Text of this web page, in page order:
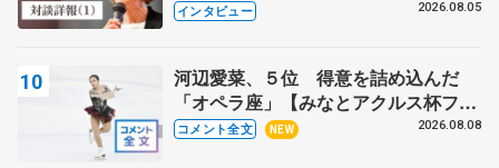
クでは不良のお兄さんも味方に 小林
インタビュー 2026.08.05
河辺愛菜、５位 得意を詰め込んだ
「オペラ座」【みなとアクルス杯フリ
ー】
コメント全文 NEW 2026.08.08